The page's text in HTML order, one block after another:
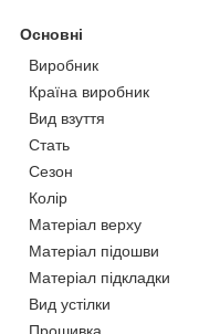
Основні
Виробник
Країна виробник
Вид взуття
Стать
Сезон
Колір
Матеріал верху
Матеріал підошви
Матеріал підкладки
Вид устілки